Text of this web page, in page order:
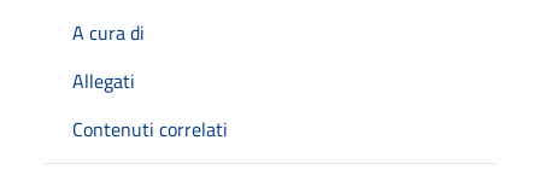
A cura di
Allegati
Contenuti correlati